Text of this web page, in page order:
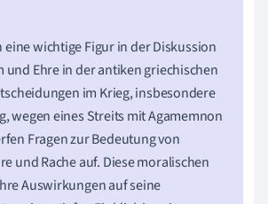
eine wichtige Figur in der Diskussion
und Ehre in der antiken griechischen
im Krieg, insbesondere
wegen eines Streits mit Agamemnon
Fragen zur Bedeutung von
und Rache auf. Diese moralischen
Auswirkungen auf seine